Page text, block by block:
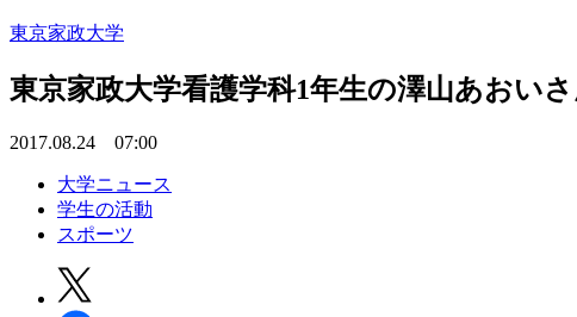
東京家政大学
東京家政大学看護学科1年生の澤山あおい
2017.08.24 07:00
大学ニュース
学生の活動
スポーツ